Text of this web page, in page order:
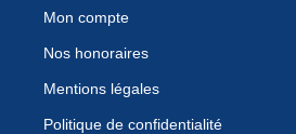
Mon compte
Nos honoraires
Mentions légales
Politique de confidentialité